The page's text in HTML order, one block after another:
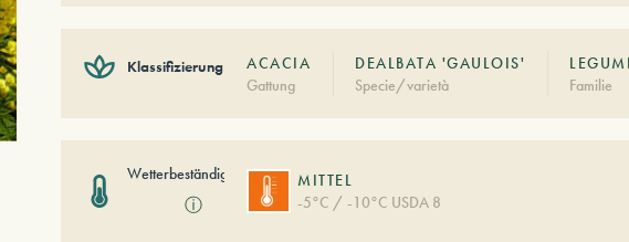
Klassifizierung
ACACIA
Gattung
DEALBATA 'GAULOIS'
Specie/varietà
Familie
Wetterbeständigkeit
ⓘ
MITTEL
-5°C / -10°C USDA 8